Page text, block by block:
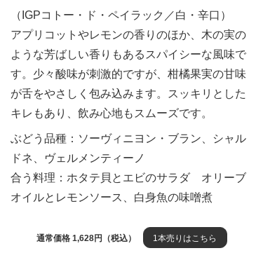
（IGPコトー・ド・ペイラック／白・辛口）
アプリコットやレモンの香りのほか、木の実の
ような芳ばしい香りもあるスパイシーな風味で
す。少々酸味が刺激的ですが、柑橘果実の甘味
が舌をやさしく包み込みます。スッキリとした
キレもあり、飲み心地もスムーズです。
ぶどう品種：ソーヴィニヨン・ブラン、シャル
ドネ、ヴェルメンティーノ
合う料理：ホタテ貝とエビのサラダ オリーブ
オイルとレモンソース、白身魚の味噌煮
通常価格 1,628円（税込） 1本売りはこちら